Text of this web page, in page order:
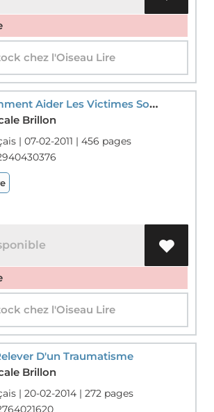
chez l'Oiseau Lire
Comment Aider Les Victimes Souffrant De Stress Post-traumatique ; Guide A L'intention Des Therapeutes
Brillon
| 07-02-2011 | 456 pages
chez l'Oiseau Lire
D'un Traumatisme
Brillon
| 20-02-2014 | 272 pages